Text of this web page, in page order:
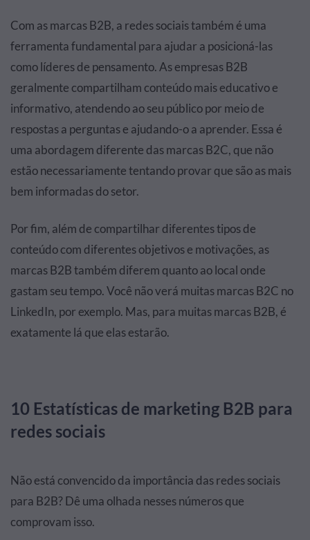
Com as marcas B2B, a redes sociais também é uma
ferramenta fundamental para ajudar a posicioná-las
como líderes de pensamento. As empresas B2B
geralmente compartilham conteúdo mais educativo e
informativo, atendendo ao seu público por meio de
respostas a perguntas e ajudando-o a aprender. Essa é
uma abordagem diferente das marcas B2C, que não
estão necessariamente tentando provar que são as mais
bem informadas do setor.
Por fim, além de compartilhar diferentes tipos de
conteúdo com diferentes objetivos e motivações, as
marcas B2B também diferem quanto ao local onde
gastam seu tempo. Você não verá muitas marcas B2C no
LinkedIn, por exemplo. Mas, para muitas marcas B2B, é
exatamente lá que elas estarão.
10 Estatísticas de marketing B2B para
redes sociais
Não está convencido da importância das redes sociais
para B2B? Dê uma olhada nesses números que
comprovam isso.